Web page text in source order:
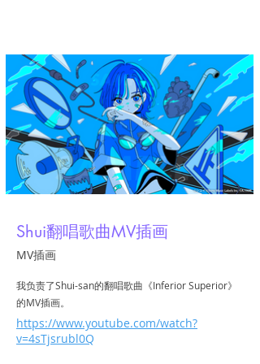
Shui翻唱歌曲MV插画
MV插画
我负责了Shui-san的翻唱歌曲《Inferior Superior》
的MV插画。
https://www.youtube.com/watch?
v=4sTjsrubl0Q